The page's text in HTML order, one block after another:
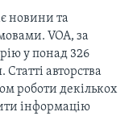
новини та
VOA, за
у понад 326
авторства
роботи декількох
інформацію